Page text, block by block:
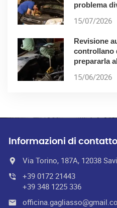
problema
15/07/2026
Revisione
controllano
prepararla
15/06/2026
Informazioni di contatto
Via Torino, 187A, 12038
+39 0172 21443
+39 348 1225 336